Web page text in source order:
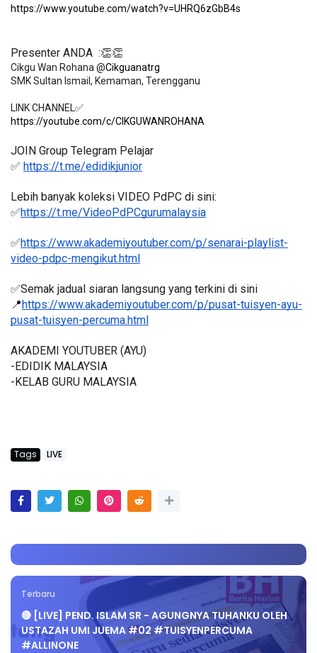
https://www.youtube.com/watch?v=UHRQ6zGbB4s
Presenter ANDA  :👏👏
Cikgu Wan Rohana @Cikguanatrg
SMK Sultan Ismail, Kemaman, Terengganu
https://youtube.com/c/CIKGUWANROHANA
JOIN Group Telegram Pelajar
✅ https://t.me/edidikjunior
Lebih banyak koleksi VIDEO PdPC di sini:
✅https://t.me/VideoPdPCgurumalaysia
✅https://www.akademiyoutuber.com/p/senarai-playlist-
video-pdpc-mengikut.html
✅Semak jadual siaran langsung yang terkini di sini
📍https://www.akademiyoutuber.com/p/pusat-tuisyen-ayu-
pusat-tuisyen-percuma.html
AKADEMI YOUTUBER (AYU)
-EDIDIK MALAYSIA
-KELAB GURU MALAYSIA
Tags LIVE
Terbaru
🔴 [LIVE] PEND. ISLAM SR - AGUNGNYA TUHANKU OLEH
USTAZAH UMI JUEMA #02 #TUISYENPERCUMA
#ALLINONE